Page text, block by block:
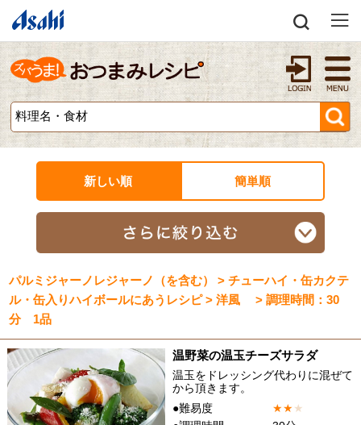
新しい順 簡単順
パルミジャーノレジャーノ（を含む） > チューハイ・缶カクテ
ル・缶入りハイボールにあうレシピ > 洋風 > 調理時間：30
分 1品
温野菜の温玉チーズサラダ
温玉をドレッシング代わりに混ぜて
から頂きます。
●難易度
★★★